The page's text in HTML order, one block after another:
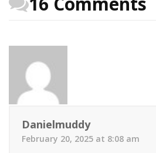
Danielmuddy
February 20, 2025 at 8:08 am